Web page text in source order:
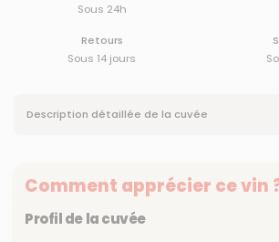
Sous 24h
Retours
Sous 14 jours
Description détaillée de la cuvée
Comment apprécier ce vin
Profil de la cuvée